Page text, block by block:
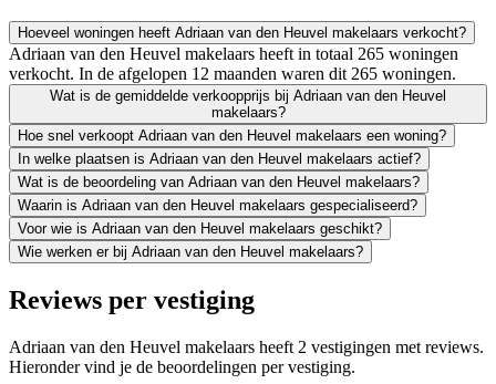
Hoeveel woningen heeft Adriaan van den Heuvel makelaars verkocht?
Adriaan van den Heuvel makelaars heeft in totaal 265 woningen
verkocht. In de afgelopen 12 maanden waren dit 265 woningen.
Wat is de gemiddelde verkoopprijs bij Adriaan van den Heuvel
makelaars?
Hoe snel verkoopt Adriaan van den Heuvel makelaars een woning?
In welke plaatsen is Adriaan van den Heuvel makelaars actief?
Wat is de beoordeling van Adriaan van den Heuvel makelaars?
Waarin is Adriaan van den Heuvel makelaars gespecialiseerd?
Voor wie is Adriaan van den Heuvel makelaars geschikt?
Wie werken er bij Adriaan van den Heuvel makelaars?
Reviews per vestiging
Adriaan van den Heuvel makelaars heeft 2 vestigingen met reviews.
Hieronder vind je de beoordelingen per vestiging.